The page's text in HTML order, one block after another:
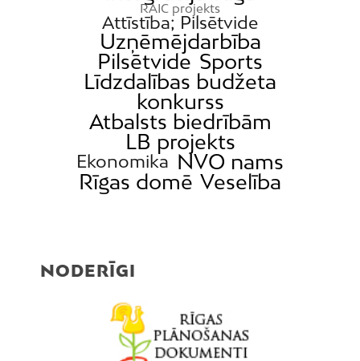
RAIC projekts
Attīstība; Pilsētvide
Uzņēmējdarbība
Pilsētvide Sports
Līdzdalības budžeta
konkurss
Atbalsts biedrībām
LB projekts
Ekonomika NVO nams
Rīgas domē Veselība
NODERĪGI